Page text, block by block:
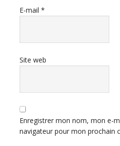
E-mail *
Site web
Enregistrer mon nom, mon e-
navigateur pour mon prochain